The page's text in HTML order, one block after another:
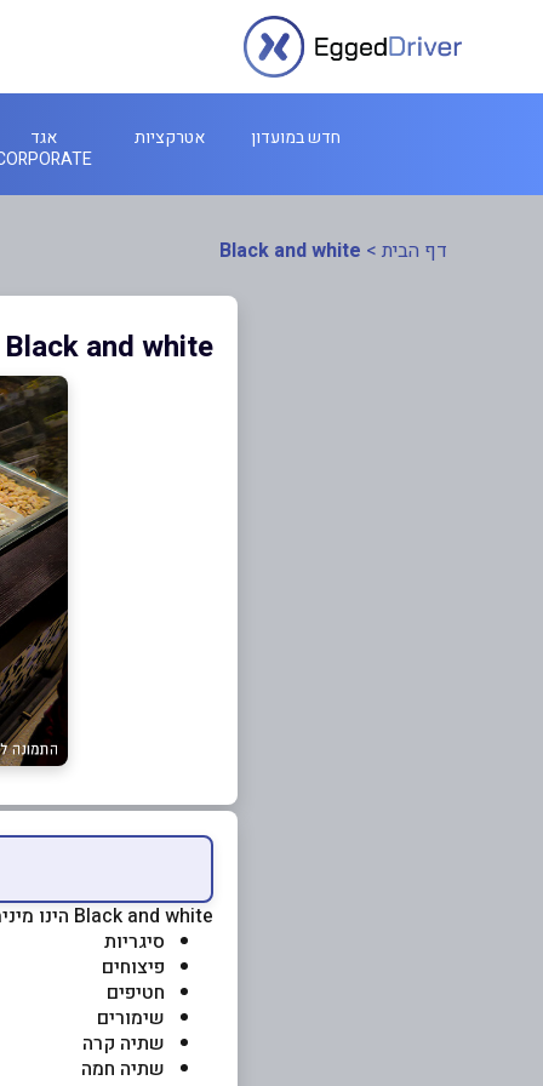
חדש במועדון אטרקציות
אגד
דף הבית >
Black and white
Black and white
Black and white הינו מינימרקט המציע, מכירת מוצרי מכולת כגון:
סיגריות
פיצוחים
חטיפים
שימורים
שתיה קרה
שתיה חמה